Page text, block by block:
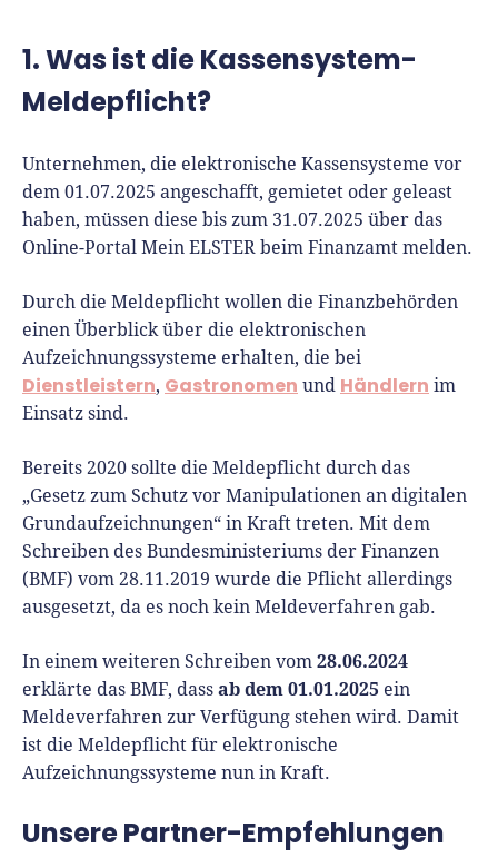
Vergleiche
Steuerberatung
Software
1. Was ist die Kassensystem-
Meldepflicht?
Unternehmen, die elektronische Kassensysteme vor
dem 01.07.2025 angeschafft, gemietet oder geleast
haben, müssen diese bis zum 31.07.2025 über das
Online-Portal Mein ELSTER beim Finanzamt melden.
Durch die Meldepflicht wollen die Finanzbehörden
einen Überblick über die elektronischen
Aufzeichnungssysteme erhalten, die bei
Dienstleistern, Gastronomen und Händlern im
Einsatz sind.
Bereits 2020 sollte die Meldepflicht durch das
„Gesetz zum Schutz vor Manipulationen an digitalen
Grundaufzeichnungen“ in Kraft treten. Mit dem
Schreiben des Bundesministeriums der Finanzen
(BMF) vom 28.11.2019 wurde die Pflicht allerdings
ausgesetzt, da es noch kein Meldeverfahren gab.
In einem weiteren Schreiben vom 28.06.2024
erklärte das BMF, dass ab dem 01.01.2025 ein
Meldeverfahren zur Verfügung stehen wird. Damit
ist die Meldepflicht für elektronische
Aufzeichnungssysteme nun in Kraft.
Unsere Partner-Empfehlungen